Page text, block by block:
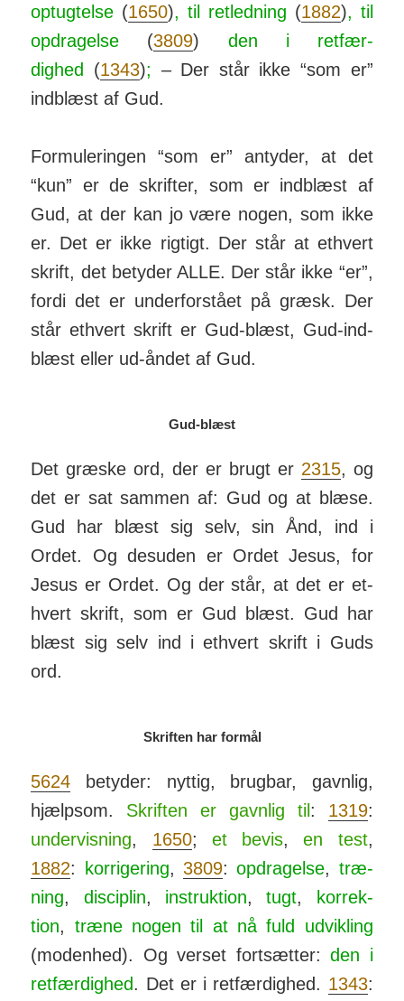
op­tug­telse (1650), til ret­led­ning (1882), til
op­drag­else (3809) den i ret­fær­
dighed (1343); – Der står ikke “som er”
ind­blæst af Gud.
Formuleringen “som er” an­tyder, at det
“kun” er de skrifter, som er ind­blæst af
Gud, at der kan jo være nogen, som ikke
er. Det er ikke rig­tigt. Der står at et­hvert
skrift, det betyder ALLE. Der står ikke “er”,
fordi det er under­for­stået på græsk. Der
står et­hvert skrift er Gud-blæst, Gud-ind­
blæst eller ud-åndet af Gud.
Gud-blæst
Det græske ord, der er brugt er 2315, og
det er sat sammen af: Gud og at blæse.
Gud har blæst sig selv, sin Ånd, ind i
Ordet. Og des­uden er Ordet Jesus, for
Jesus er Ordet. Og der står, at det er et­
hvert skrift, som er Gud blæst. Gud har
blæst sig selv ind i et­hvert skrift i Guds
ord.
Skriften har formål
5624 betyder: nyttig, brugbar, gavnlig,
hjælp­som. Skrif­ten er gavn­lig til : 1319:
under­vis­ning, 1650; et bevis,en test,
1882: kor­ri­ger­ing,3809:op­drag­else, træ­
ning, dis­ci­plin, in­struk­tion,tugt,
kor­rek­
tion, træne nogen til at nå fuld ud­vik­ling
(mo­den­hed). Og verset fort­sætter:den i
ret­fær­dig­hed. Det er i ret­fær­dighed. 1343: